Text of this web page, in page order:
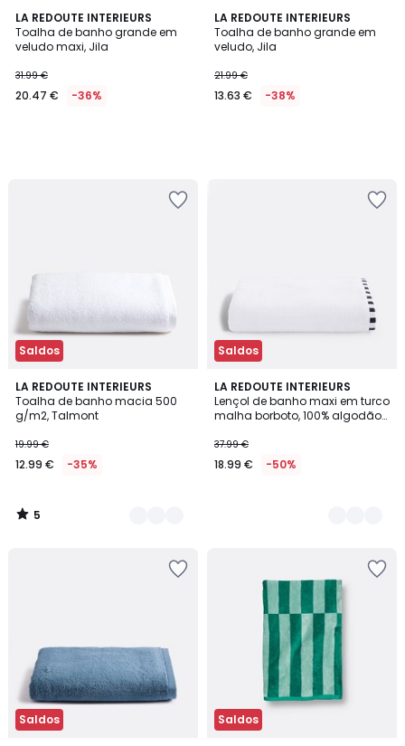
LA REDOUTE INTERIEURS
Toalha de banho grande em
veludo maxi, Jila
31.99 €
20.47 € -36%
LA REDOUTE INTERIEURS
Toalha de banho grande em
veludo, Jila
21.99 €
13.63 € -38%
Saldos
LA REDOUTE INTERIEURS
Toalha de banho macia 500
g/m2, Talmont
19.99 €
12.99 € -35%
5
/
5
3
Cores
5
/
Saldos
LA REDOUTE INTERIEURS
Lençol de banho maxi em turco
malha borboto, 100% algodão
37.99 €
18.99 € -50%
3
Cores
Saldos Saldos